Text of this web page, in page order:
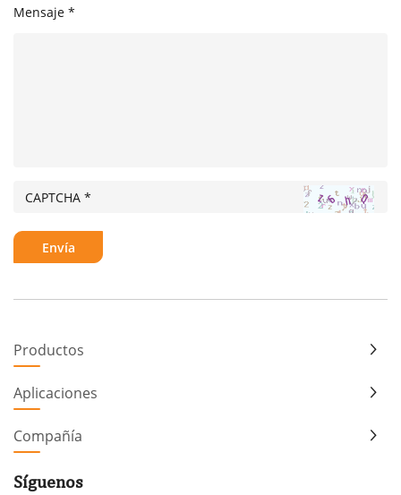
Mensaje *
Síguenos
Productos
Aplicaciones
Compañía